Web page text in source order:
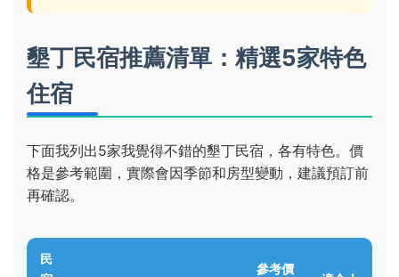
墾丁民宿推薦清單：精選5家特色
住宿
下面我列出5家我覺得不錯的墾丁民宿，各有特色。價
格是參考範圍，實際會因季節和房型變動，建議預訂前
再確認。
民
參考價